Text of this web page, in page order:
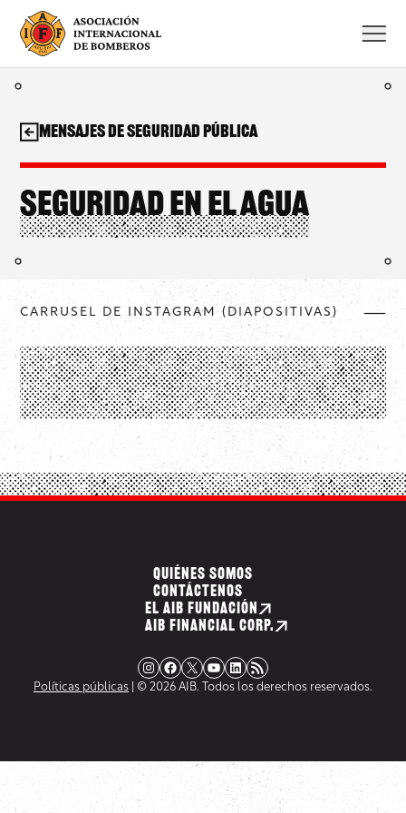
Saltar
contenido
Seguridad en el agua
Mensajes de seguridad pública
CARRUSEL DE INSTAGRAM (DIAPOSITIVAS)
QUIÉNES SOMOS
CONTÁCTENOS
EL AIB FUNDACIÓN
AIB FINANCIAL CORP.
Instagram Facebook X YouTube LinkedIn Fuente RSS
Políticas públicas | © 2026 AIB. Todos los derechos reservados.